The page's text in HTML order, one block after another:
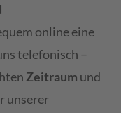
online eine
telefonisch –
Zeitraum und
unserer